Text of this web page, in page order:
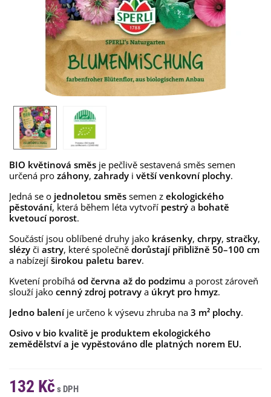
BIO květinová směs je pečlivě sestavená směs semen
určená pro záhony, zahrady i větší venkovní plochy.
Jedná se o jednoletou směs semen z ekologického
pěstování, která během léta vytvoří pestrý a bohatě
kvetoucí porost.
Součástí jsou oblíbené druhy jako krásenky, chrpy, stračky,
slézy či astry, které společně dorůstají přibližně 50–100 cm
a nabízejí širokou paletu barev.
Kvetení probíhá od června až do podzimu a porost zároveň
slouží jako cenný zdroj potravy a úkryt pro hmyz.
Jedno baleníje určeno k výsevu zhruba na 3 m² plochy.
Osivo v bio kvalitě je produktem ekologického
zemědělství a je vypěstováno dle platných norem EU.
132 Kč